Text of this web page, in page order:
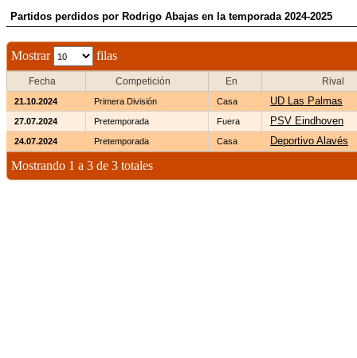
Partidos perdidos por Rodrigo Abajas en la temporada 2024-2025
Mostrar filas
Fecha Competición En Rival
21.10.2024 Primera División Casa UD Las Palmas
27.07.2024 Pretemporada Fuera PSV Eindhoven
24.07.2024 Pretemporada Casa Deportivo Alavés
Mostrando 1 a 3 de 3 totales